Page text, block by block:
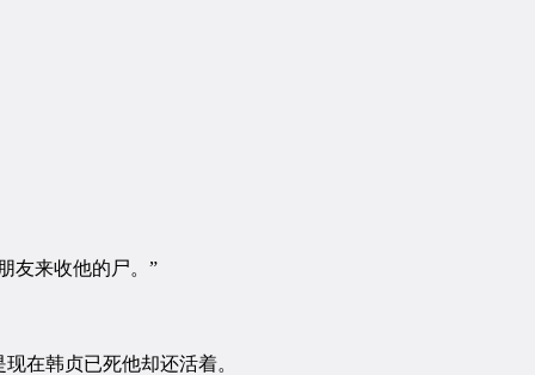
友来收他的尸。”
在韩贞已死他却还活着。